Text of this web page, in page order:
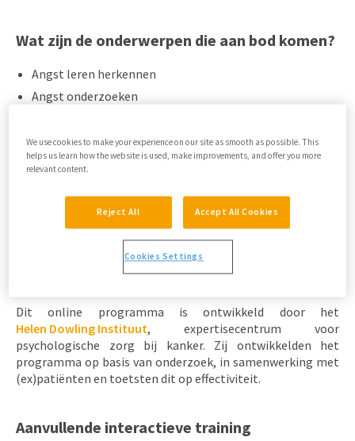
Wat zijn de onderwerpen die aan bod komen?
Angst leren herkennen
Angst onderzoeken
Omgaan met piekeren
Vermijding doorbreken
Leren ontspannen
Geruststelling zoeken
Waarop is dit online programma gebaseerd?
Dit online programma is ontwikkeld door het
Helen Dowling Instituut, expertisecentrum voor
psychologische zorg bij kanker. Zij ontwikkelden het
programma op basis van onderzoek, in samenwerking met
(ex)patiënten en toetsten dit op effectiviteit.
Aanvullende interactieve training
We use cookies to make your experience on our site as smooth as possible. This
helps us learn how the website is used, make improvements, and offer you more
relevant content.
Reject All Accept All Cookies
Cookies Settings